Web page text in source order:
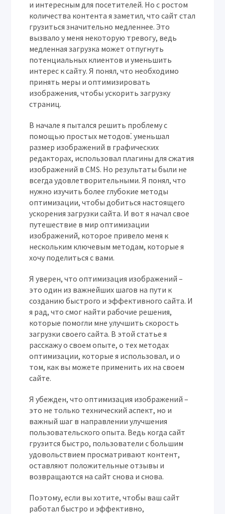
и интересным для посетителей. Но с ростом
количества контента я заметил, что сайт стал
грузиться значительно медленнее. Это
вызвало у меня некоторую тревогу, ведь
медленная загрузка может отпугнуть
потенциальных клиентов и уменьшить
интерес к сайту. Я понял, что необходимо
принять меры и оптимизировать
изображения, чтобы ускорить загрузку
страниц.
В начале я пытался решить проблему с
помощью простых методов⁚ уменьшал
размер изображений в графических
редакторах, использовал плагины для сжатия
изображений в CMS. Но результаты были не
всегда удовлетворительными. Я понял, что
нужно изучить более глубокие методы
оптимизации, чтобы добиться настоящего
ускорения загрузки сайта. И вот я начал свое
путешествие в мир оптимизации
изображений, которое привело меня к
нескольким ключевым методам, которые я
хочу поделиться с вами.
Я уверен, что оптимизация изображений –
это один из важнейших шагов на пути к
созданию быстрого и эффективного сайта. И
я рад, что смог найти рабочие решения,
которые помогли мне улучшить скорость
загрузки своего сайта. В этой статье я
расскажу о своем опыте, о тех методах
оптимизации, которые я использовал, и о
том, как вы можете применить их на своем
сайте.
Я убежден, что оптимизация изображений –
это не только технический аспект, но и
важный шаг в направлении улучшения
пользовательского опыта. Ведь когда сайт
грузится быстро, пользователи с большим
удовольствием просматривают контент,
оставляют положительные отзывы и
возвращаются на сайт снова и снова.
Поэтому, если вы хотите, чтобы ваш сайт
работал быстро и эффективно,